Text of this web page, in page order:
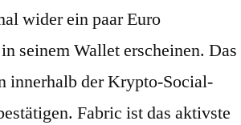
wider ein paar Euro
seinem Wallet erscheinen. Das
innerhalb der Krypto-Social-
Fabric ist das aktivste